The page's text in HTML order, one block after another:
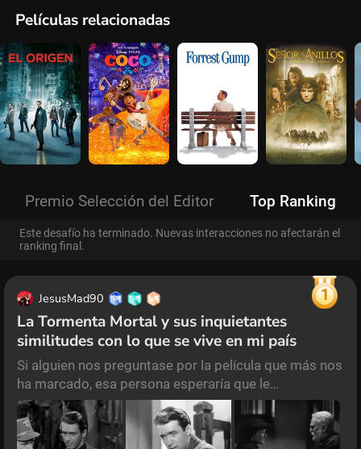
Películas relacionadas
Premio Selección del Editor Top Ranking
Este desafío ha terminado. Nuevas interacciones no afectarán el
ranking final.
JesusMad90
La Tormenta Mortal y sus inquietantes
similitudes con lo que se vive en mi país
Si alguien nos preguntase por la película que más nos
ha marcado, esa persona esperaría que le
contestases con una cinta que hayas visto hace
mucho tiempo, pero puede ocurrir lo contrario y que
el largometraje que haya dejado una huella en tí haya
1